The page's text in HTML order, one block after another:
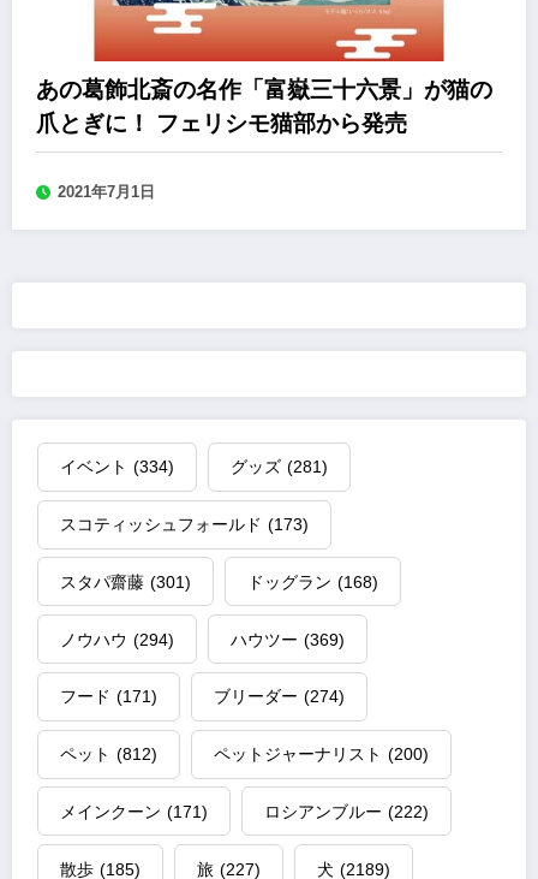
あの葛飾北斎の名作「富嶽三十六景」が猫の
爪とぎに！ フェリシモ猫部から発売
2021年7月1日
イベント (334) グッズ (281)
スコティッシュフォールド (173)
スタパ齋藤 (301) ドッグラン (168)
ノウハウ (294) ハウツー (369)
フード (171) ブリーダー (274)
ペット (812) ペットジャーナリスト (200)
メインクーン (171) ロシアンブルー (222)
散歩 (185) 旅 (227) 犬 (2189)